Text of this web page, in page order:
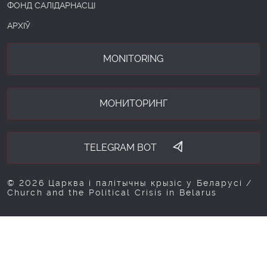
ФОНД САЛІДАРНАСЦІ
АРХІЎ
MONITORING
МОНИТОРИНГ
TELEGRAM BOT
© 2026 Царква і палітычны крызіс у Беларусі /
Church and the Political Crisis in Belarus